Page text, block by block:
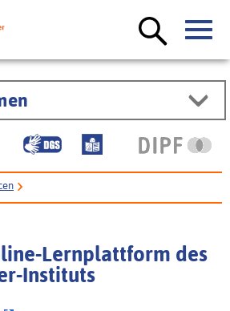
Lernplattform des
Instituts